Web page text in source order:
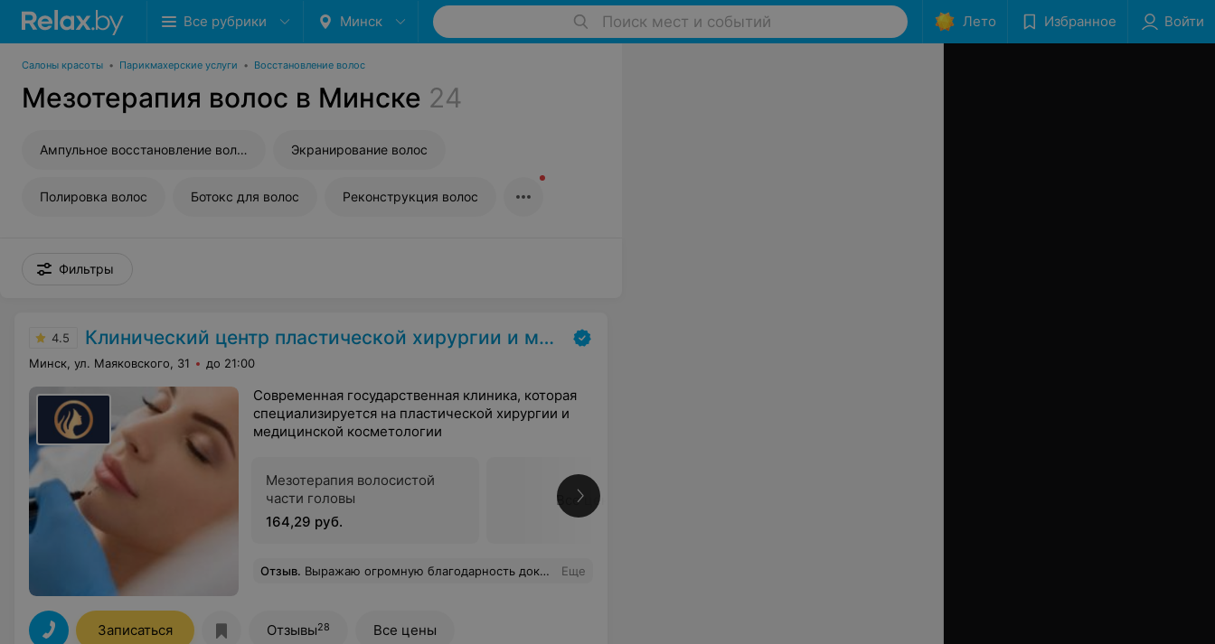
Все рубрики Минск Поиск мест и событий Лето Избранное Войти
Салоны красоты • Парикмахерские услуги • Восстановление волос
Мезотерапия волос в Минске 24
Ампульное восстановление волос Экранирование волос
Полировка волос Ботокс для волос Реконструкция волос
Фильтры
4.5 Клинический центр пластической хирургии и медицинской косметологии
Минск, ул. Маяковского, 31 до 21:00
Современная государственная клиника, которая
специализируется на пластической хирургии и
медицинской косметологии
Мезотерапия волосистой
части головы
164,29 руб.
Все цены
Отзыв. Выражаю огромную благодарность доктору Ваккеру Эдуарду Артуровичу за высокий профессионализм, внимательное отношение к пациентам, спасибо Вам большое, а так же спасибо медсестре. Всего вам самого лучшего! Еще
Записаться Отзывы28 Все цены